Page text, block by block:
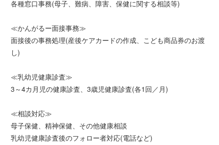
各種窓口事務(母子、難病、障害、保健に関する相談等)
≪かんがるー面接事務≫
面接後の事務処理(産後ケアカードの作成、こども商品券のお渡
し)
≪乳幼児健康診査≫
3～4カ月児の健康診査、3歳児健康診査(各1回／月)
≪相談対応≫
母子保健、精神保健、その他健康相談
乳幼児健康診査後のフォロー者対応(電話など)